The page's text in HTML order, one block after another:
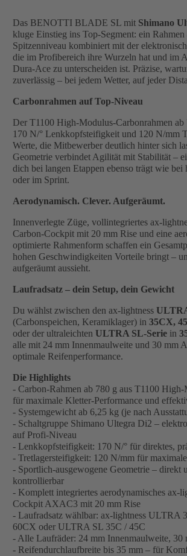
Das BENOTTI BLADE SL mit Shimano
kluge Einstieg ins Top-Segment: ein Rahmen
Spitzenniveau kombiniert mit der
die im Profibereich ihre Wurzeln hat und im
Dura-Ace zu unterscheiden ist. Präzise,
zuverlässig – bei jedem Wetter, auf jeder
Carbonrahmen auf Top-Niveau
Der T1100 High-Modulus-Carbonrahmen
170 N/° Lenkkopfsteifigkeit und 120 N/mm
Werte, die Mitbewerber deutlich hinter sich
Geometrie verbindet Agilität mit Stabilität –
dich bei langen Etappen ebenso trägt wie bei
oder im Sprint.
Aerodynamisch. Clever. Aufgeräumt.
Innenverlegte Züge, vollintegriertes ax-
Carbon-Cockpit mit 20 mm Rise und eine
optimierte Rahmenform schaffen ein
hohen Geschwindigkeiten Vorteile bringt –
aufgeräumt aussieht.
Laufradsatz – dein Setup, dein Gewicht
Du wählst zwischen den ax-lightness
(Carbonspeichen, Keramiklager) in 35CX,
oder der ultraleichten ULTRA SL-Serie in
alle mit 24 mm Innenmaulweite und 30 mm
optimale Reifenperformance.
Die Highlights
- Carbon-Rahmen ab 780 g aus T1100
für maximale Kletter-Performance und
- Systemgewicht ab 6,25 kg (je nach
- Schaltgruppe Shimano Ultegra Di2 –
auf Profi-Niveau
- Lenkkopfsteifigkeit: 170 N/° für direktes,
- Tretlagersteifigkeit: 120 N/mm für
- Sportlich-ausgewogene Geometrie – direkt
kontrollierbar
- Komplett integriertes aerodynamisches ax-
Cockpit AXAC3 mit 20 mm Rise
- Laufradsatz wählbar: ax-lightness ULTRA
60CX oder ULTRA SL 35C / 45C
- Alle Laufräder: 24 mm Innenmaulweite, 30
- Reifendurchlaufbreite bis 35 mm – für